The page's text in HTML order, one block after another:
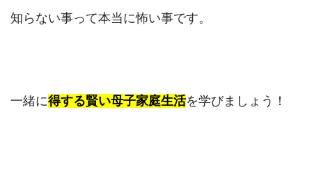
知らない事って本当に怖い事です。
一緒に得する賢い母子家庭生活を学びましょう！